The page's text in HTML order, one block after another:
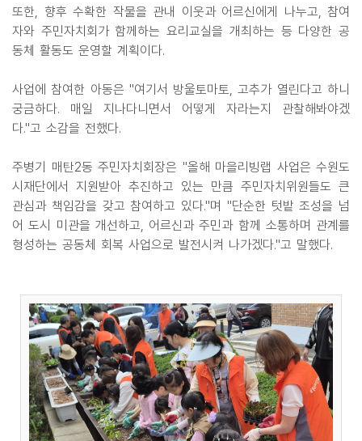
또한, 향후 수확한 작물을 관내 이웃과 어르신에게 나누고, 참여
자와 주민자치회가 함께하는 요리교실을 개최하는 등 다양한 공
동체 활동도 운영할 계획이다.
사업에 참여한 아동은 "여기서 방울토마토, 고추가 열린다고 하니
궁금하다. 매일 지나다니면서 어떻게 자라는지 관찰해봐야겠
다."고 소감을 전했다.
주병기 매탄2동 주민자치회장은 "올해 마을리빙랩 사업은 수원도
시재단에서 지원받아 추진하고 있는 만큼 주민자치위원들도 큰
관심과 책임감을 갖고 참여하고 있다."며 "단순한 텃밭 조성을 넘
어 도시 미관을 개선하고, 어르신과 주민과 함께 소통하며 관계를
형성하는 공동체 회복 사업으로 발전시켜 나가겠다."고 말했다.